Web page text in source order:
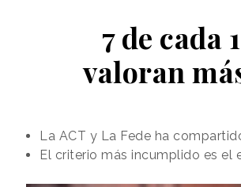
7 de
valoran
La ACT y La Fede ha
El criterio más incumplido es